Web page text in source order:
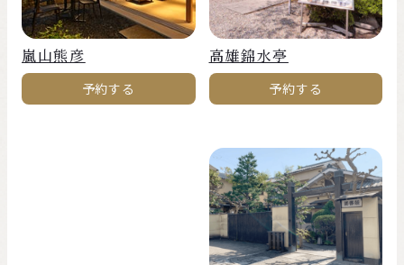
嵐山熊彦
予約する
高雄錦水亭
予約する